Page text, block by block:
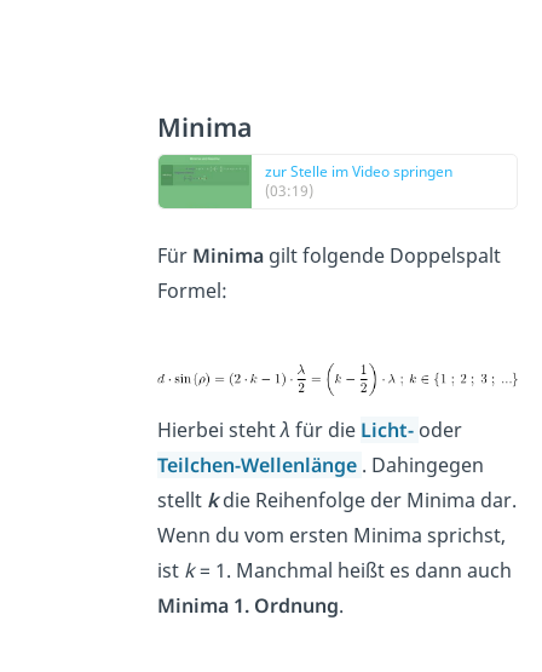
Minima
zur Stelle im Video springen
(03:19)
Für Minima gilt folgende Doppelspalt
Formel:
Hierbei stehtλfür die Licht- oder
Teilchen-Wellenlänge . Dahingegen
stellt kdie Reihenfolge der Minima dar.
Wenn du vom ersten Minima sprichst,
ist k= 1. Manchmal heißt es dann auch
Minima 1. Ordnung.